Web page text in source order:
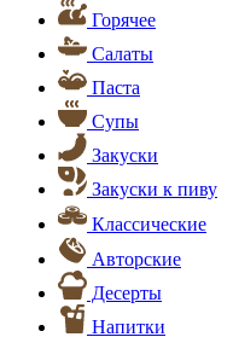
Горячее
Салаты
Паста
Супы
Закуски
Закуски к пиву
Классические
Авторские
Десерты
Напитки